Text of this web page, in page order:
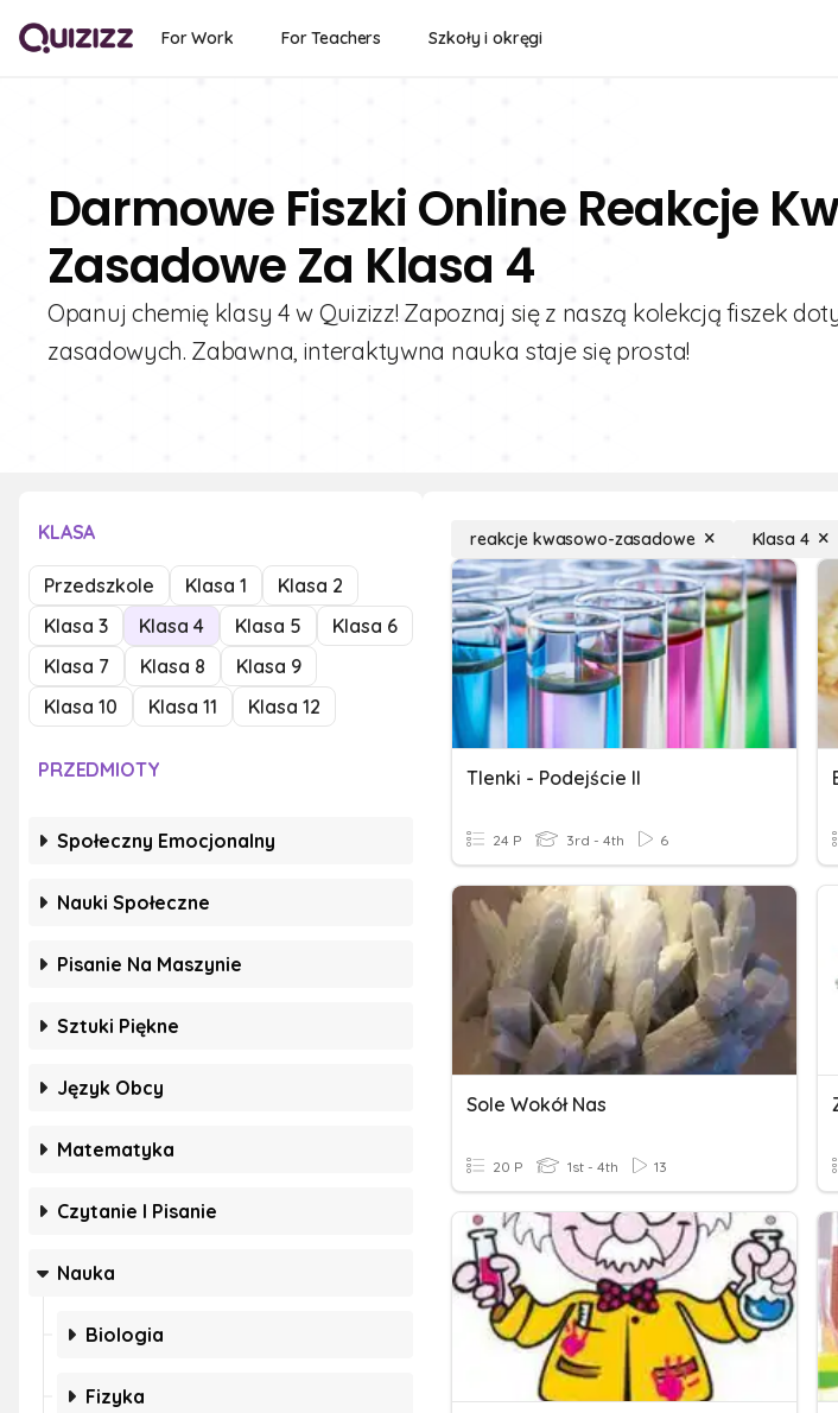
For Work For Teachers Szkoły i okręgi
Darmowe Fiszki Online Reakcje
Zasadowe Za Klasa 4
Opanuj chemię klasy 4 w Quizizz! Zapoznaj się z naszą kolekcją fiszek
zasadowych. Zabawna, interaktywna nauka staje się prosta!
KLASA
Przedszkole Klasa 1
Klasa 2
Klasa 3
Klasa 4 Klasa 5
Klasa 6
Klasa 7
Klasa 8
Klasa 9
Klasa 10
Klasa 11 Klasa 12
PRZEDMIOTY
Społeczny Emocjonalny
Nauki Społeczne
Pisanie Na Maszynie
Sztuki Piękne
Język Obcy
Matematyka
Czytanie I Pisanie
Nauka
Biologia
Fizyka
reakcje kwasowo-zasadowe Klasa 4
Tlenki - Podejście II
24 P 3rd - 4th 6
Sole Wokół Nas
20 P 1st - 4th 13